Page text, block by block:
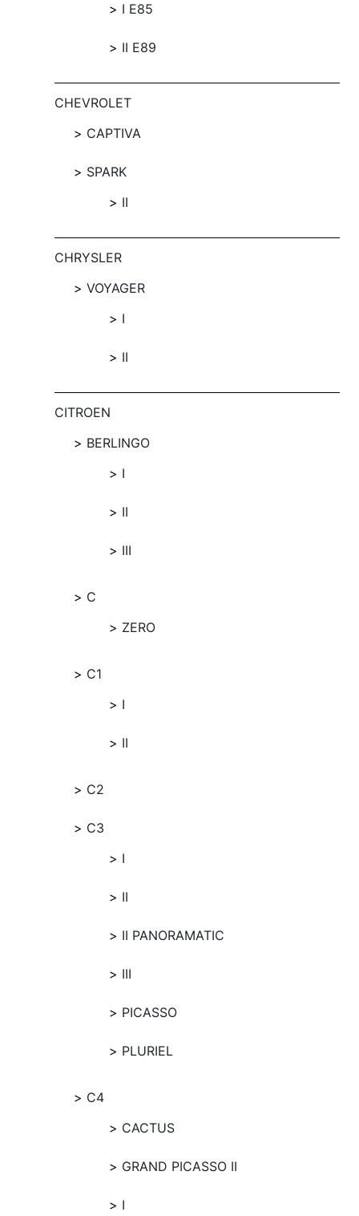
I E85
II E89
CHEVROLET
CAPTIVA
SPARK
II
CHRYSLER
VOYAGER
I
II
CITROEN
BERLINGO
I
II
III
C
ZERO
C1
I
II
C2
C3
I
II
II PANORAMATIC
III
PICASSO
PLURIEL
C4
CACTUS
GRAND PICASSO II
I